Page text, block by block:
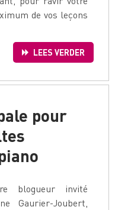
de vos leçons
LEES VERDER
pour
blogueur invité
Gaurier-Joubert,